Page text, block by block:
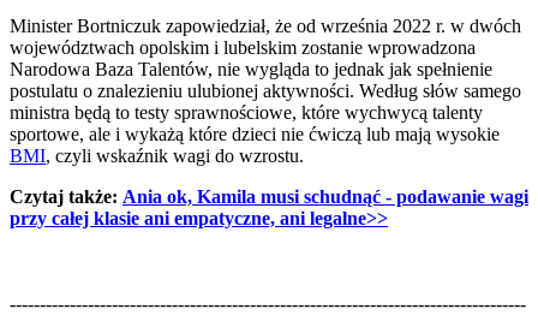
Minister Bortniczuk zapowiedział, że od września 2022 r. w dwóch
województwach opolskim i lubelskim zostanie wprowadzona
Narodowa Baza Talentów, nie wygląda to jednak jak spełnienie
postulatu o znalezieniu ulubionej aktywności. Według słów samego
ministra będą to testy sprawnościowe, które wychwycą talenty
sportowe, ale i wykażą które dzieci nie ćwiczą lub mają wysokie
BMI, czyli wskaźnik wagi do wzrostu.
Czytaj także:​ Ania ok, Kamila musi schudnąć - podawanie wagi
przy całej klasie ani empatyczne, ani legalne>>
--------------------------------------------------------------------------------------